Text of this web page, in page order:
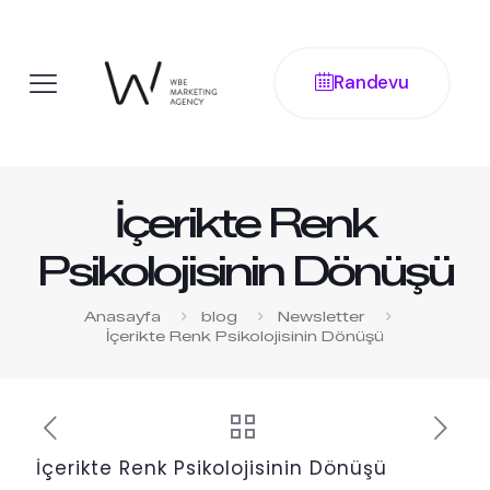
Randevu
İçerikte Renk
Psikolojisinin Dönüşü
Anasayfa blog
Newsletter
İçerikte Renk Psikolojisinin Dönüşü
İçerikte Renk Psikolojisinin Dönüşü